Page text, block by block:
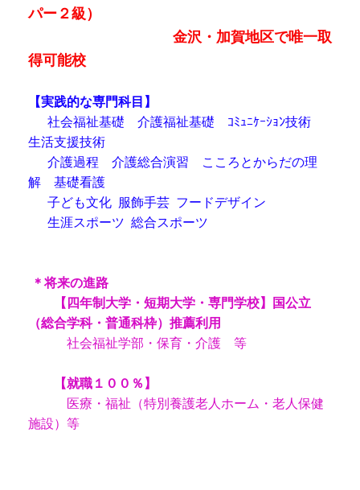
パー２級）
金沢・加賀地区で唯一取
得可能校
【実践的な専門科目】
社会福祉基礎 介護福祉基礎 ｺﾐｭﾆｹｰｼｮﾝ技術
生活支援技術
介護過程 介護総合演習 こころとからだの理
解 基礎看護
子ども文化 服飾手芸 フードデザイン
生涯スポーツ 総合スポーツ
＊将来の進路
【四年制大学・短期大学・専門学校】国公立
（総合学科・普通科枠）推薦利用
社会福祉学部・保育・介護 等
【就職１００％】
医療・福祉（特別養護老人ホーム・老人保健
施設）等